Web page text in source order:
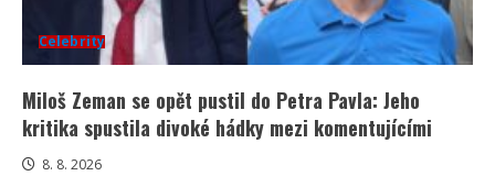
Celebrity
Miloš Zeman se opět pustil do Petra Pavla: Jeho
kritika spustila divoké hádky mezi komentujícími
8. 8. 2026